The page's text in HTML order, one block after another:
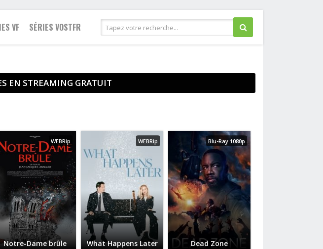
Fantastique
Romance
Science fiction
Thriller
Western
Action
Comédie
Documentaire
Drame
Famille
Fantastique
Historique
Policier
Romance
Science fiction
Thriller
Western
VF SÉRIES VOSTFR
EN STREAMING GRATUIT
WEBRip
Notre-Dame brûle
WEBRip
What Happens Later
Blu-Ray 1080p
Dead Zone